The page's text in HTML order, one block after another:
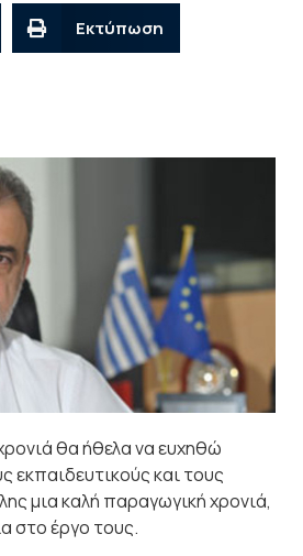
Εκτύπωση
θα ήθελα να ευχηθώ
εκπαιδευτικούς και τους
μια καλή παραγωγική χρονιά,
στο έργο τους.